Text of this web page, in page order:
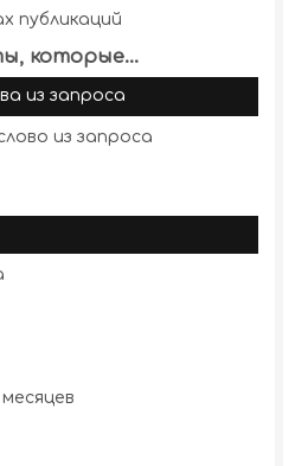
публикаций
которые...
из запроса
из запроса